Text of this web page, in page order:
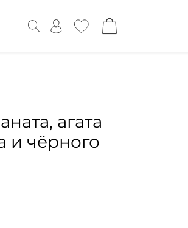
агата
и чёрного